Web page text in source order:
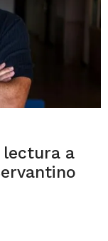
lectura a